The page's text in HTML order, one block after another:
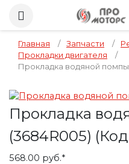
Главная / Запчасти /
Прокладки двигателя
/
Прокладка водяной
Прокладка
(3684R005)
568.00 руб.*